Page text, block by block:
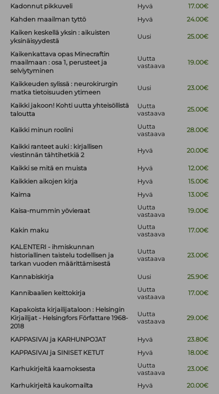
Kadonnut pikkuveli Hyvä
17.00€
Kahden maailman tyttö
Hyvä
24.00€
Kaiken keskellä yksin : aikuisten
yksinäisyydestä
Uusi 25.00€
Kaikenkattava opas Minecraftin
maailmaan : osa 1, perusteet ja
selviytyminen
Uutta
vastaava
19.00€
Kaikkeuden sylissä : neurokirurgin
matka tietoisuuden ytimeen
Uusi 23.00€
Kaikki jakoon! Kohti uutta yhteisöllistä
taloutta
Uutta
vastaava
25.00€
Kaikki minun roolini
Uutta
vastaava
28.00€
Kaikki ranteet auki : kirjallisen
viestinnän tähtihetkiä 2
Hyvä 20.00€
Kaikki se mitä en muista Hyvä
12.00€
Kaikkien aikojen kirja
Hyvä
15.00€
Kaima
Hyvä 13.00€
Kaisa-mummin yövieraat
Uutta
vastaava
19.00€
Kakin maku
Uutta
vastaava
17.00€
KALENTERI - ihmiskunnan
historiallinen taistelu todellisen ja
tarkan vuoden määrittämisestä
Uutta
vastaava
23.00€
Kannabiskirja Uusi 25.90€
Kannibaalien keittokirja
Uutta
vastaava
17.00€
Kapakoista kirjailijataloon : Helsingin
Kirjailijat - Helsingfors Författare 1968-
2018
Uutta
vastaava
29.00€
KAPPASIVAI ja KARHUNPOJAT Hyvä
23.80€
KAPPASIVAI ja SINISET KETUT
Hyvä 18.00€
Karhukirjeitä kaamoksesta
Uutta
vastaava
23.00€
Karhukirjeitä kaukomailta Hyvä 20.00€